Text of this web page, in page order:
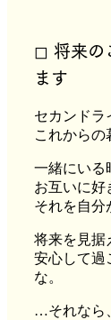
◻︎ 将来の
ます
セカンドラ
これからの
一緒にいる
お互いに好
それを自分
将来を見据
安心して過
な。
…それなら